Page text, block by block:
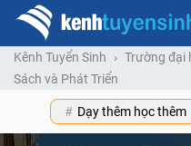
Kênh Tuyển Sinh Trường đại
Sách và Phát Triển
Dạy thêm học thêm